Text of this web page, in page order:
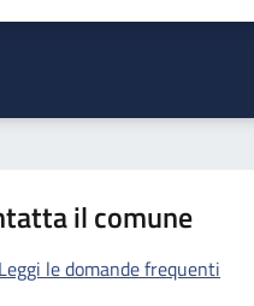
il comune
le domande frequenti